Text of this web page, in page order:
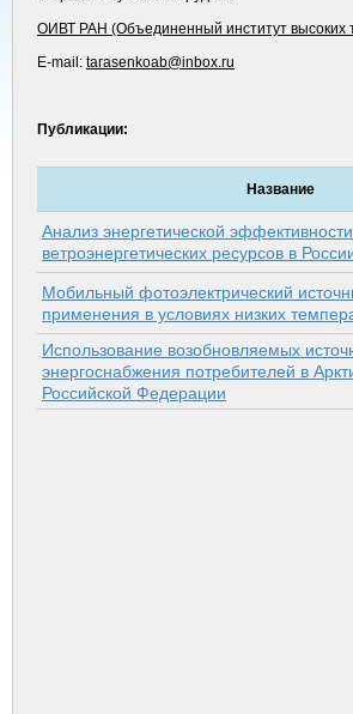
ОИВТ РАН (Объединенный институт высоких
E-mail: tarasenkoab@inbox.ru
Публикации:
Название
Анализ энергетической
ветроэнергетических ресурсов в
Мобильный фотоэлектрический
применения в условиях низких
Использование возобновляемых
энергоснабжения потребителей в
Российской Федерации